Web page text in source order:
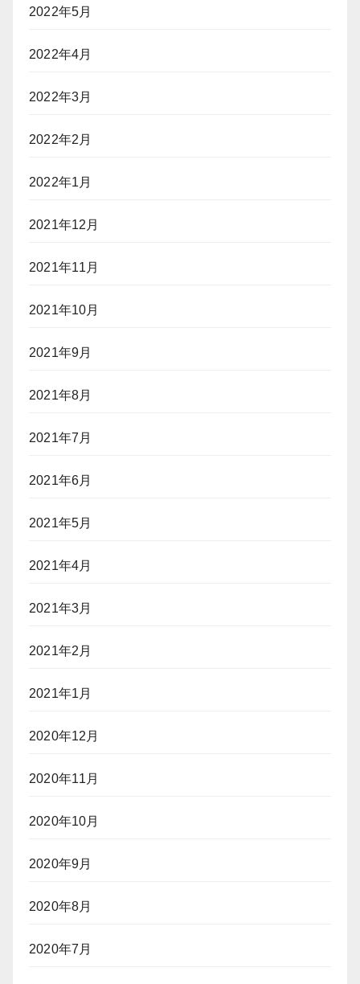
2022年5月
2022年4月
2022年3月
2022年2月
2022年1月
2021年12月
2021年11月
2021年10月
2021年9月
2021年8月
2021年7月
2021年6月
2021年5月
2021年4月
2021年3月
2021年2月
2021年1月
2020年12月
2020年11月
2020年10月
2020年9月
2020年8月
2020年7月